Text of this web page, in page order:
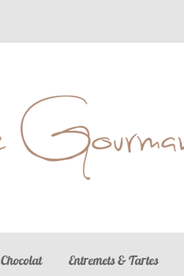
Chocolat Entremets & Tartes